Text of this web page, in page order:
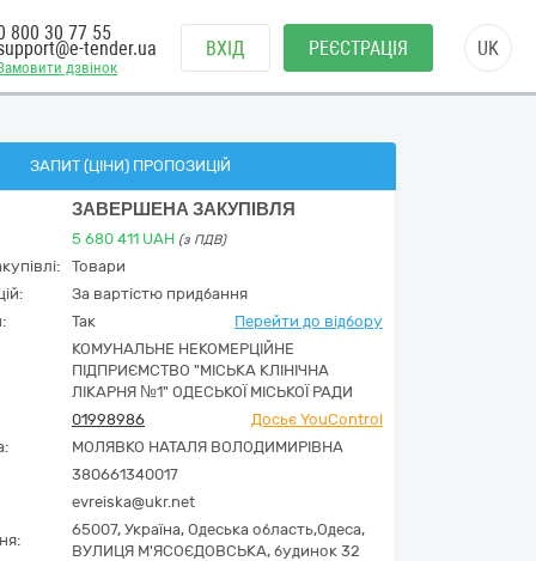
дзвінок
800 30 77 55
tender.ua ВХІД РЕЄСТРАЦІЯ UK
ЗАПИТ (ЦІНИ) ПРОПОЗИЦІЙ
ЗАВЕРШЕНА ЗАКУПІВЛЯ
5 680 411 UAH (з ПДВ)
Товари
За вартістю придбання
Так Перейти до відбору
КОМУНАЛЬНЕ НЕКОМЕРЦІЙНЕ
ПІДПРИЄМСТВО "МІСЬКА КЛІНІЧНА
ЛІКАРНЯ №1" ОДЕСЬКОЇ МІСЬКОЇ РАДИ
01998986
Досьє YouControl
МОЛЯВКО НАТАЛЯ ВОЛОДИМИРІВНА
380661340017
evreiska@ukr.net
65007, Україна, Одеська область,Одеса,
ВУЛИЦЯ М'ЯСОЄДОВСЬКА, будинок 32